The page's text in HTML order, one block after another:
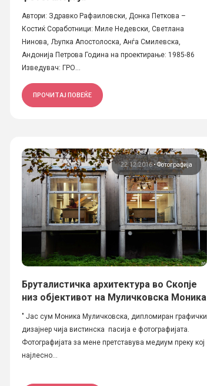
Автори: Здравко Рафаиловски, Донка Петкова –
Костиќ Соработници: Миле Недевски, Светлана
Нинова, Љупка Апостолоска, Анѓа Смилевска,
Андонија Петрова Година на проектирање: 1985-86
Изведувач: ГРО...
ПРОЧИТАЈ ПОВЕЌЕ
22.12.2016•Фотографија
Бруталистичка архитектура во Скопје
низ објективот на Муличковска Моника
" Јас сум Моника Муличковска, дипломиран графички
дизајнер чија вистинска пасија е фотографијата.
Фотографијата за мене претставува медиум преку кој
најлесно...